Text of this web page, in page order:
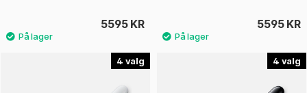
5595 KR 5595 KR
4 4